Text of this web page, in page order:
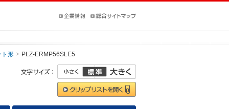
ト形 PLZ-ERMP56SLE5